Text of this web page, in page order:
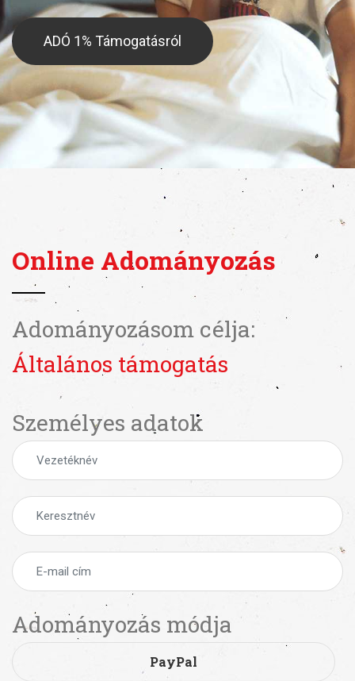
ADÓ 1% Támogatásról
Online Adományozás
Adományozásom célja:
Általános támogatás
Személyes adatok
Adományozás módja
PayPal